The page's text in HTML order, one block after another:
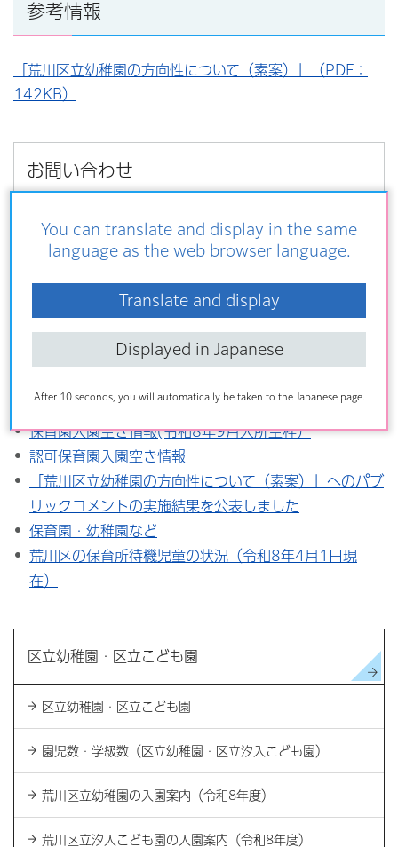
You can translate and display in the same
language as the web browser language.
Translate and display
Displayed in Japanese
After 10 seconds, you will automatically be taken to the Japanese page.
参考情報
「荒川区立幼稚園の方向性について（素案）」（PDF：
142KB）
お問い合わせ
〒116-8501荒川区荒川二丁目2番3号
ファクス：03-3802-3194
こちらの記事も読まれています
保育園入園空き情報(令和8年9月入所空枠）
認可保育園入園空き情報
「荒川区立幼稚園の方向性について（素案）」へのパブ
リックコメントの実施結果を公表しました
保育園・幼稚園など
荒川区の保育所待機児童の状況（令和8年4月1日現
在）
区立幼稚園・区立こども園
区立幼稚園・区立こども園
園児数・学級数（区立幼稚園・区立汐入こども園）
荒川区立幼稚園の入園案内（令和8年度）
荒川区立汐入こども園の入園案内（令和8年度）